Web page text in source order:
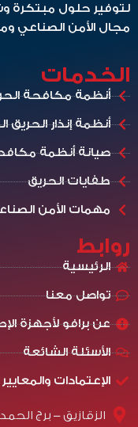
لتوفير حلول مبتكرة
مجال الأمن الصناعي
الخدمات
أنظمة مكافحة
أنظمة إنذار الحريق
صيانة أنظمة
طفايات الحريق
مهمات الأمن
روابط
الرئيسية
تواصل معنا
عن برافو لأجهزة
الأسئلة الشائعة
الإعتمادات والمعايير
الزقازيق - برج